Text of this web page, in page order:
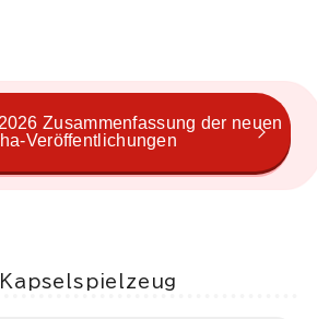
Zusammenfassung der neuen
Veröffentlichungen